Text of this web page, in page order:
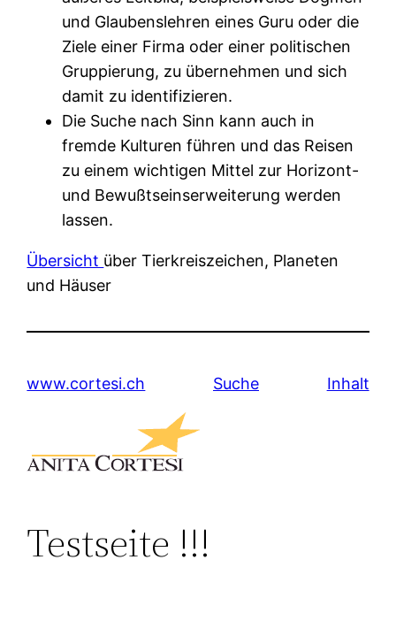
und Glaubenslehren eines Guru oder die
Ziele einer Firma oder einer politischen
Gruppierung, zu übernehmen und sich
damit zu identifizieren.
Die Suche nach Sinn kann auch in
fremde Kulturen führen und das Reisen
zu einem wichtigen Mittel zur Horizont-
und Bewußtseinserweiterung werden
lassen.
Übersicht über Tierkreiszeichen, Planeten
und Häuser
www.cortesi.ch Suche Inhalt
Testseite !!!